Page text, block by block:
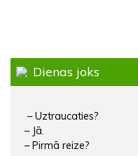
Dienas joks
– Uztraucaties?
– Jā.
– Pirmā reize?